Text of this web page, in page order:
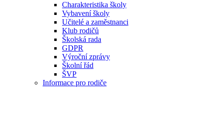
Charakteristika školy
Vybavení školy
Učitelé a zaměstnanci
Klub rodičů
Školská rada
GDPR
Výroční zprávy
Školní řád
ŠVP
Informace pro rodiče